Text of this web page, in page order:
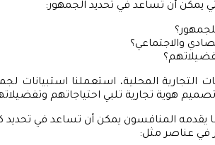
يمكن أن تساعد في تحديد الجمهور:
والاجتماعي؟
التجارية المحلية، استعملنا استبيانات
هوية تجارية تلبي احتياجاتهم
يقدمه المنافسون يمكن أن تساعد في تحديد
في عناصر مثل: